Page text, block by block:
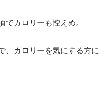
でカロリーも控えめ。
、カロリーを気にする方に